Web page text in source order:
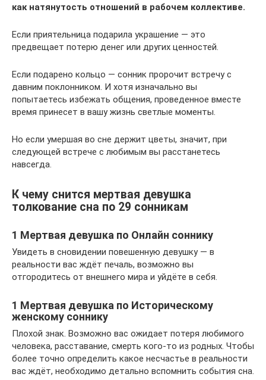
как натянутость отношений в рабочем коллективе.
Если приятельница подарила украшение — это
предвещает потерю денег или других ценностей.
Если подарено кольцо — сонник пророчит встречу с
давним поклонником. И хотя изначально вы
попытаетесь избежать общения, проведенное вместе
время принесет в вашу жизнь светлые моменты.
Но если умершая во сне держит цветы, значит, при
следующей встрече с любимым вы расстанетесь
навсегда.
К чему снится мертвая девушка
толкование сна по 29 сонникам
1 Мертвая девушка по Онлайн соннику
Увидеть в сновидении повешенную девушку — в
реальности вас ждёт печаль, возможно вы
отгородитесь от внешнего мира и уйдёте в себя.
1 Мертвая девушка по Историческому
женскому соннику
Плохой знак. Возможно вас ожидает потеря любимого
человека, расставание, смерть кого-то из родных. Чтобы
более точно определить какое несчастье в реальности
вас ждёт, необходимо детально вспомнить события сна.